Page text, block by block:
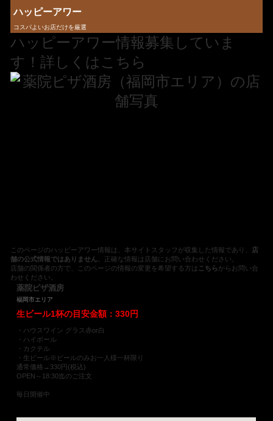
ハッピーアワー
コスパよいお店だけを厳選
ハッピーアワー情報募集していま
す！詳しくはこちら
このページのハッピーアワー情報は、本サイトスタッフが収集した情報であり、
店
舗の公式情報ではありません 。正確な情報は店舗にお問い合わせください。
店舗の関係者の方で、このページの情報の変更を希望する方は こちらからお問い合
わせください。
薬院ピザ酒房
福岡市エリア
生ビール1杯の目安金額：330円
・ハウスワイン グラス赤or白
・ハイボール
・カクテル
・生ビール※ビールのみお一人様一杯限り
通常価格→330円(税込)
OPEN～18:30迄のご注文
毎日開催中